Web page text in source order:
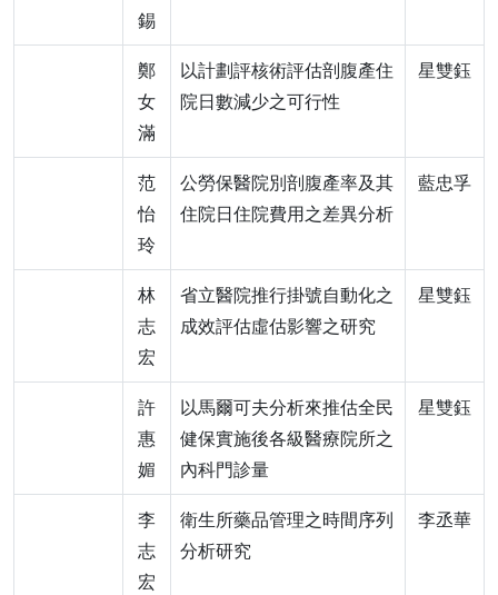
錫
鄭
女
滿
以計劃評核術評估剖腹產住
院日數減少之可行性
星雙鈺
范
怡
玲
公勞保醫院別剖腹產率及其
住院日住院費用之差異分析
藍忠孚
林
志
宏
省立醫院推行掛號自動化之
成效評估虛估影響之研究
星雙鈺
許
惠
媚
以馬爾可夫分析來推估全民
健保實施後各級醫療院所之
內科門診量
星雙鈺
李
志
宏
衛生所藥品管理之時間序列
分析研究
李丞華